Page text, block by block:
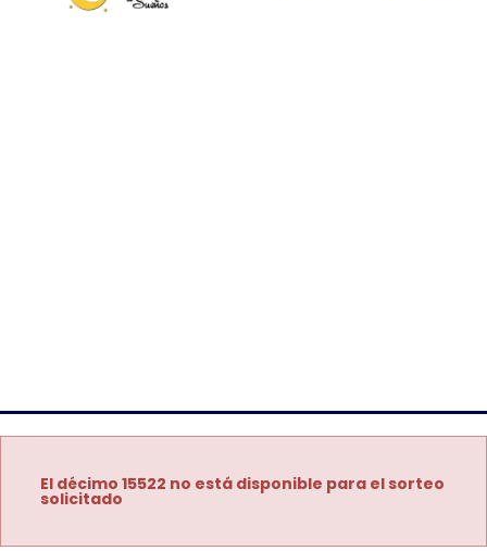
El décimo 15522 no está disponible para el sorteo
solicitado